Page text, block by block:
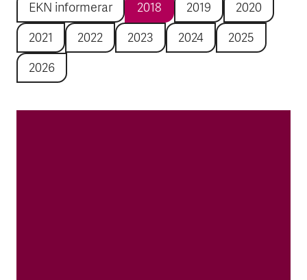
EKN informerar
2018 2019
2020
2021
2022 2023 2024
2025
2026